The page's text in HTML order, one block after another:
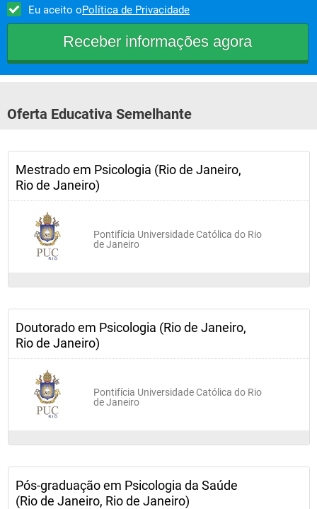
Eu aceito oPolítica de Privacidade
Oferta Educativa Semelhante
Mestrado em Psicologia (Rio de Janeiro,
Rio de Janeiro)
Pontifícia Universidade Católica do Rio
de Janeiro
Doutorado em Psicologia (Rio de Janeiro,
Rio de Janeiro)
Pontifícia Universidade Católica do Rio
de Janeiro
Pós-graduação em Psicologia da Saúde
(Rio de Janeiro, Rio de Janeiro)